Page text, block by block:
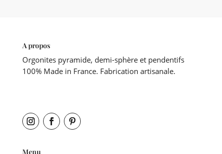
A propos
Orgonites pyramide, demi-sphère et pendentifs
100% Made in France. Fabrication artisanale.
Menu